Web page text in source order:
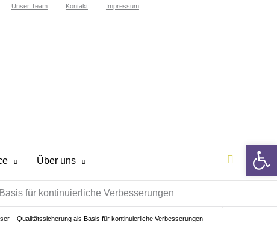
Unser Team Kontakt Impressum
Über uns Suchen
für kontinuierliche Verbesserungen
– Qualitätssicherung als Basis für kontinuierliche Verbesserungen